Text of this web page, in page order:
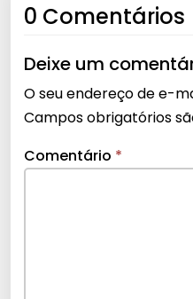
0 Comentários
Deixe um
O seu endereço de e-
Campos obrigatórios
Comentário *